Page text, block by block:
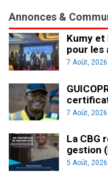
Annonces &
Kumy et
pour les
7 Août, 2026
7 Août, 2026
La CBG
gestion
5 Août, 2026